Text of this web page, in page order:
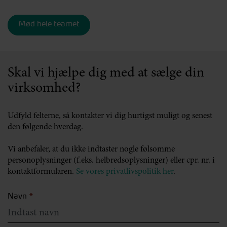
Mød hele teamet
Skal vi hjælpe dig med at sælge din
virksomhed?
Udfyld felterne, så kontakter vi dig hurtigst muligt og senest
den følgende hverdag.
Vi anbefaler, at du ikke indtaster nogle følsomme
personoplysninger (f.eks. helbredsoplysninger) eller cpr. nr. i
kontaktformularen. Se vores privatlivspolitik her.
Navn *